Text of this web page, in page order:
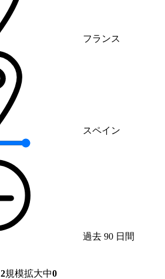
フランス
スペイン
過去 90 日間
2規模拡大中0